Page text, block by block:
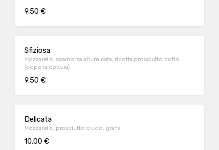
9.50 €
Sfiziosa
Mozzarella, scamorza affumicata, ricotta,prosciutto cotto
(dopo la cottura)
9.50 €
Delicata
Mozzarella, prosciutto crudo, grana
10.00 €